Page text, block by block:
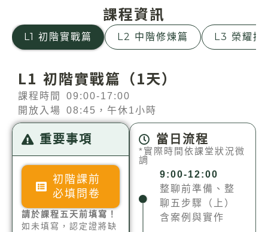
課程資訊
L1 初階實戰篇 L2 中階修煉篇 L3 榮耀授
L1 初階實戰篇（1天）
課程時間 09:00-17:00
開放入場 08:45，午休1小時
當日流程
*實際時間依課堂狀況微
調
9:00-12:00
整聊前準備、整
聊五步驟（上）
含案例與實作
重要事項
初階課前
必填問卷
請於課程五天前填寫！
如未填寫，認定證將缺